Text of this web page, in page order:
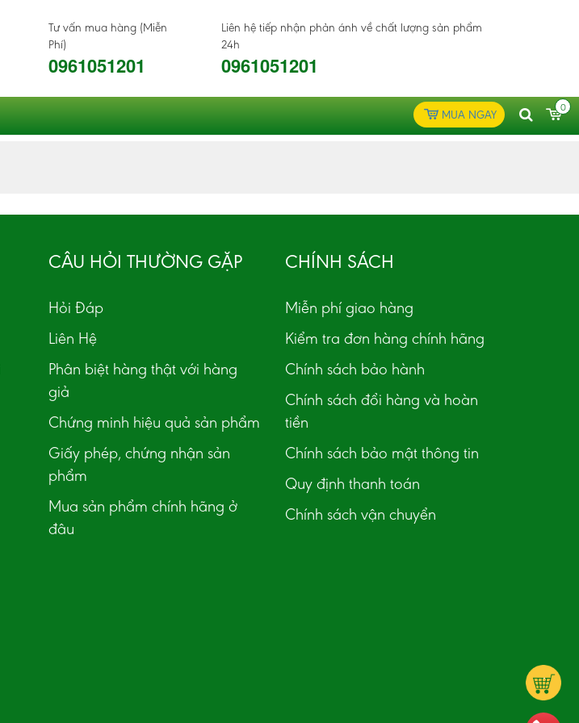
Tư vấn mua hàng (Miễn
Phí)
0961051201
Liên hệ tiếp nhận phản ánh về chất lượng sản phẩm
24h
0961051201
0
MUA NGAY
CÂU HỎI THƯỜNG GẶP
Hỏi Đáp
Liên Hệ
Phân biệt hàng thật với hàng
giả
Chứng minh hiệu quả sản phẩm
Giấy phép, chứng nhận sản
phẩm
Mua sản phẩm chính hãng ở
đâu
CHÍNH SÁCH
Miễn phí giao hàng
Kiểm tra đơn hàng chính hãng
Chính sách bảo hành
Chính sách đổi hàng và hoàn
tiền
Chính sách bảo mật thông tin
Quy định thanh toán
Chính sách vận chuyển